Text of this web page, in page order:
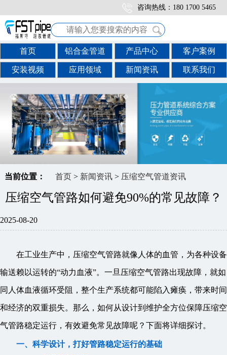
咨询热线：180 1700 5465
首页 铝合金管道 产品中心 客户案例
安装视频 应用领域 新闻资讯 联系我们
当前位置： 首页> 新闻资讯> 压缩空气管道资讯
压缩空气管路如何避免90%的常见故障？
2025-08-20
在工业生产中，压缩空气管路就像人体的血管，为各种设备
输送赖以运转的“动力血液”。一旦压缩空气管路出现故障，就如
同人体血液循环受阻，整个生产系统都可能陷入瘫痪，带来时间
和经济的双重损失。那么，如何从设计到维护全方位保障压缩空
气管路稳定运行，有效避免常见故障呢？下面将详细探讨。
一、科学设计，打好管路稳定运行的基础